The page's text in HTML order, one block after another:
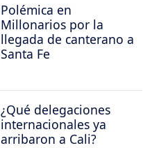
Polémica en
Millonarios por la
llegada de canterano a
Santa Fe
¿Qué delegaciones
internacionales ya
arribaron a Cali?